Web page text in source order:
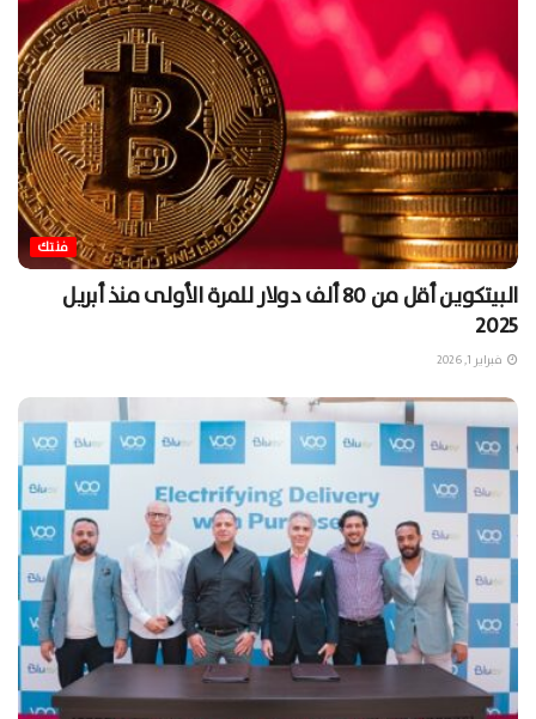
فنتك
البيتكوين أقل من 80 ألف دولار للمرة الأولى منذ أبريل
2025
فبراير 1, 2026